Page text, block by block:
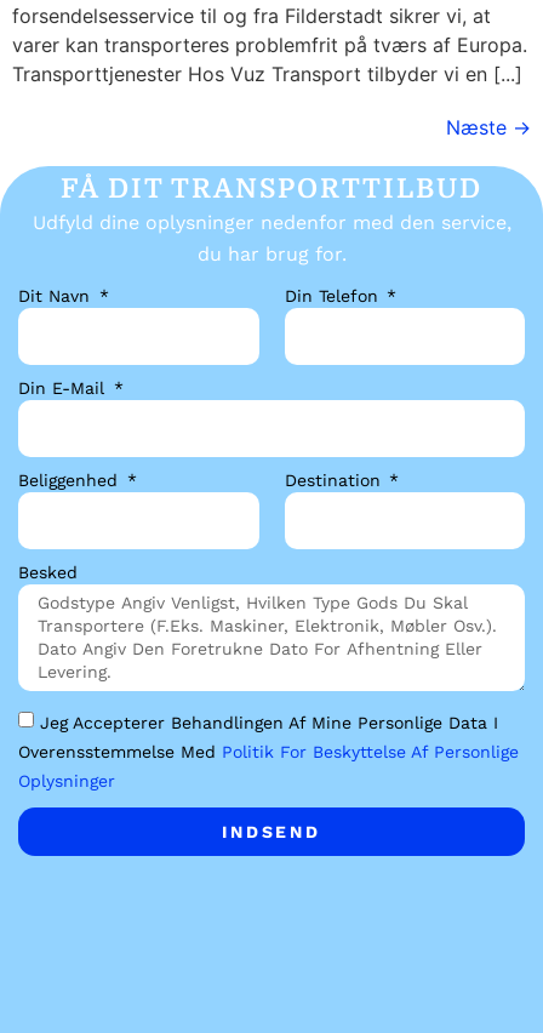
forsendelsesservice til og fra Filderstadt sikrer vi, at
varer kan transporteres problemfrit på tværs af Europa.
Transporttjenester Hos Vuz Transport tilbyder vi en [...]
Næste →
FÅ DIT TRANSPORTTILBUD
Udfyld dine oplysninger nedenfor med den service,
du har brug for.
Dit Navn Din Telefon
Din E-Mail
Beliggenhed Destination
Besked
Jeg Accepterer Behandlingen Af Mine Personlige Data I
Overensstemmelse Med Politik For Beskyttelse Af Personlige
Oplysninger
INDSEND